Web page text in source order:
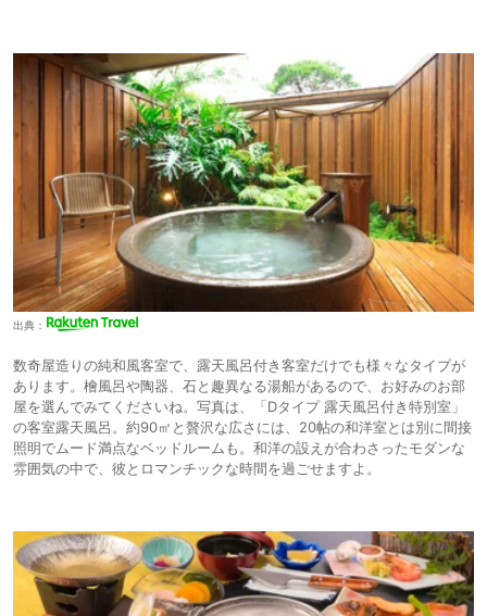
出典：
数奇屋造りの純和風客室で、露天風呂付き客室だけでも様々なタイプが
あります。檜風呂や陶器、石と趣異なる湯船があるので、お好みのお部
屋を選んでみてくださいね。写真は、「Dタイプ 露天風呂付き特別室」
の客室露天風呂。約90㎡と贅沢な広さには、20帖の和洋室とは別に間接
照明でムード満点なベッドルームも。和洋の設えが合わさったモダンな
雰囲気の中で、彼とロマンチックな時間を過ごせますよ。